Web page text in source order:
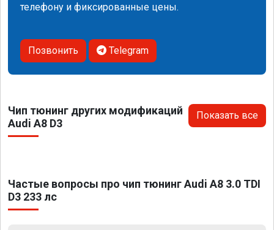
телефону и фиксированные цены.
Позвонить Telegram
Чип тюнинг других модификаций
Audi A8 D3
Показать все
Частые вопросы про чип тюнинг Audi A8 3.0 TDI
D3 233 лс